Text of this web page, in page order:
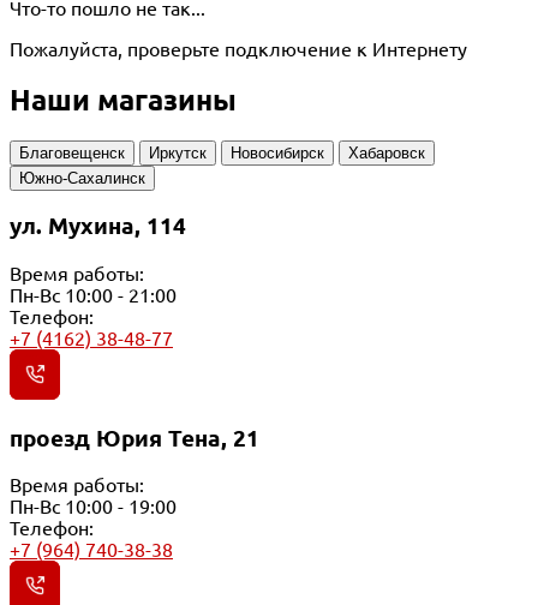
Что-то пошло не так...
Пожалуйста, проверьте подключение к Интернету
Наши магазины
Благовещенск Иркутск Новосибирск
Хабаровск
Южно-Сахалинск
ул. Мухина, 114
Время работы:
Пн-Вс 10:00 - 21:00
Телефон:
+7 (4162) 38-48-77
проезд Юрия Тена, 21
Время работы:
Пн-Вс 10:00 - 19:00
Телефон:
+7 (964) 740-38-38